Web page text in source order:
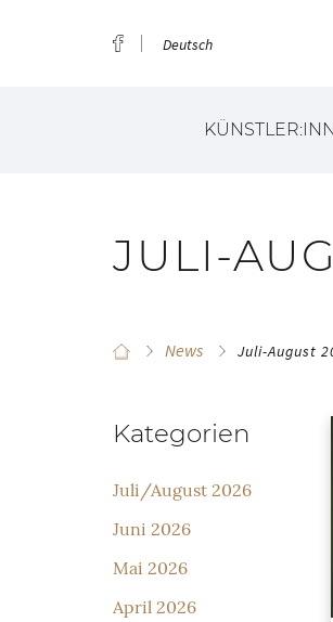
Deutsch
JULI-
News Juli-August
Kategorien
Juli/August 2026
Juni 2026
Mai 2026
April 2026